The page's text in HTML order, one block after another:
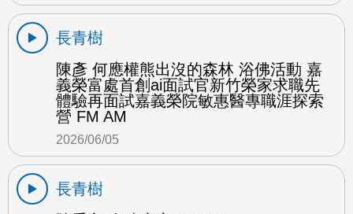
長青樹
陳彥 何應權熊出沒的森林 浴佛活動 嘉
義榮富處首創ai面試官新竹榮家求職先
體驗再面試嘉義榮院敏惠醫專職涯探索
營 FM AM
2026/06/05
長青樹